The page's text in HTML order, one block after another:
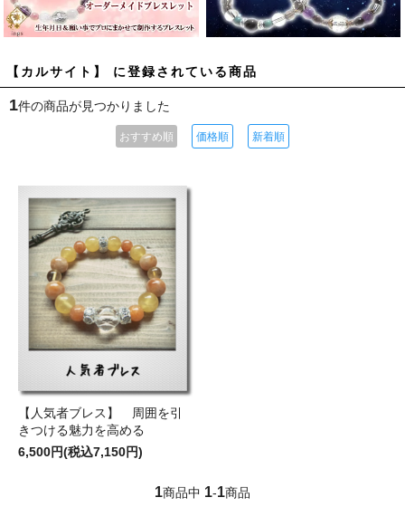
【カルサイト】 に登録されている商品
1件の商品が見つかりました
おすすめ順 価格順 新着順
【人気者ブレス】 周囲を引
きつける魅力を高める
6,500円(税込7,150円)
1商品中 1-1商品